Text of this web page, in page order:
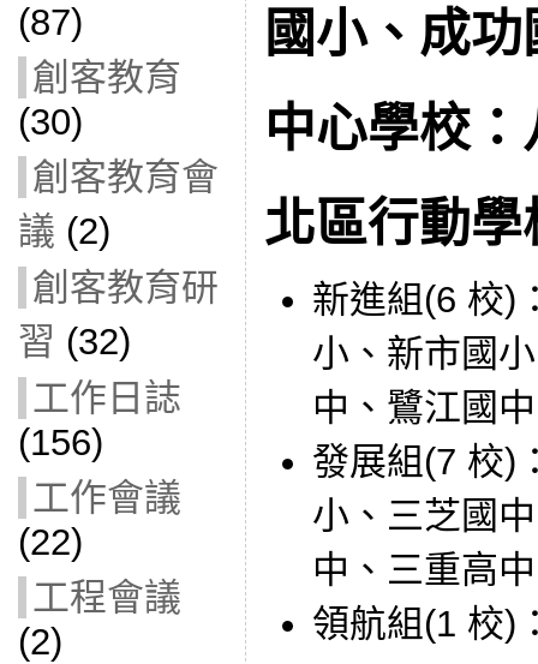
(87)
創客教育
(30)
創客教育會
議 (2)
創客教育研
習 (32)
工作日誌
(156)
工作會議
(22)
工程會議
(2)
國小、成功
中心學校
北區行動
新進組(6 校)
小、新市國
中、鷺江國
發展組(7 校)
小、三芝國
中、三重高
領航組(1 校)